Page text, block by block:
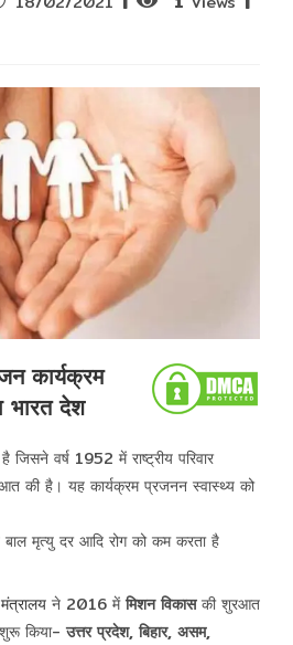
कार्यक्रम
भारत देश
वर्ष 1952 में राष्ट्रीय परिवार
की है। यह कार्यक्रम प्रजनन स्वास्थ्य को
मृत्यु दर आदि रोग को कम करता है
ने 2016 मेंमिशन विकासकी शुरआत
किया-उत्तर प्रदेश, बिहार, असम,